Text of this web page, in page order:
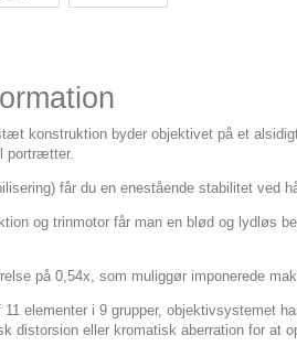
konstruktion byder objektivet på et
portrætter.
får du en enestående stabilitet ved
og trinmotor får man en blød og lydløs
på 0,54x, som muliggør imponerede
11 elementer i 9 grupper, objektivsystemet
distorsion eller kromatisk aberration for at